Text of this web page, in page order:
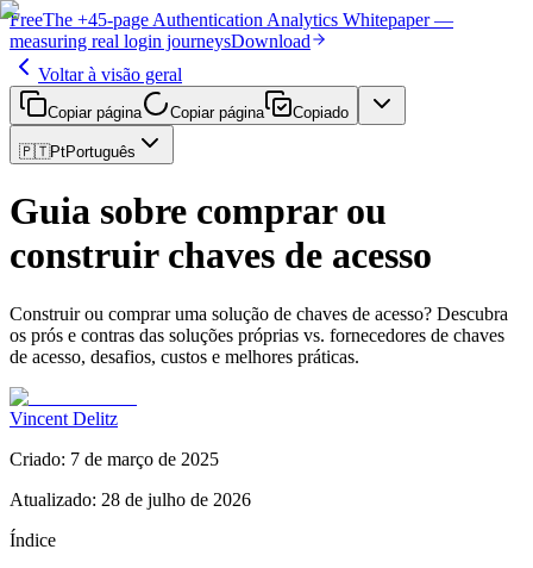
FreeThe +45-page Authentication Analytics Whitepaper —
measuring real login journeysDownload
Voltar à visão geral
Copiar página Copiar página Copiado
🇵🇹PtPortuguês
Guia sobre comprar ou
construir chaves de acesso
Construir ou comprar uma solução de chaves de acesso? Descubra
os prós e contras das soluções próprias vs. fornecedores de chaves
de acesso, desafios, custos e melhores práticas.
Vincent Delitz
Criado: 7 de março de 2025
Atualizado: 28 de julho de 2026
Índice